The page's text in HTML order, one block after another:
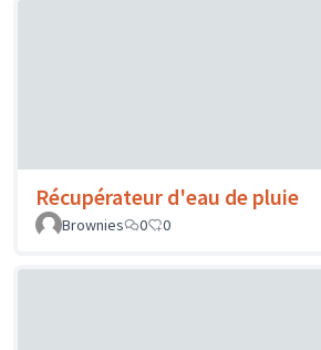
Récupérateur d'eau de pluie
Brownies
0 0